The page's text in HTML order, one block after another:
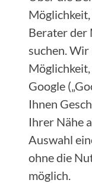
Berater der
suchen.
Google
Ihnen
Ihrer Nähe
Auswahl
ohne die
möglich.